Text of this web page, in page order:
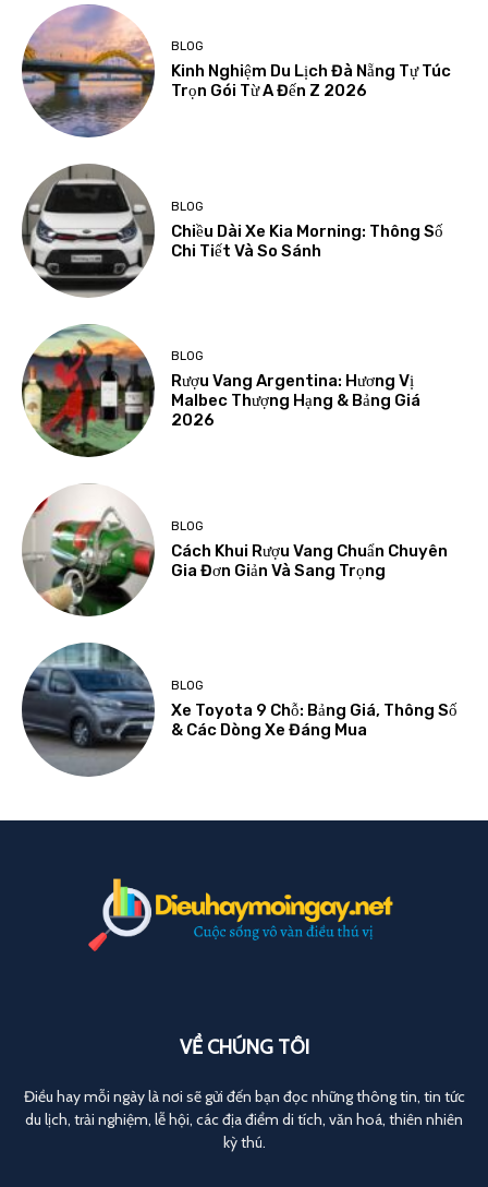
BLOG
Kinh Nghiệm Du Lịch Đà Nẵng Tự Túc
Trọn Gói Từ A Đến Z 2026
BLOG
Chiều Dài Xe Kia Morning: Thông Số
Chi Tiết Và So Sánh
BLOG
Rượu Vang Argentina: Hương Vị
Malbec Thượng Hạng & Bảng Giá
2026
BLOG
Cách Khui Rượu Vang Chuẩn Chuyên
Gia Đơn Giản Và Sang Trọng
BLOG
Xe Toyota 9 Chỗ: Bảng Giá, Thông Số
& Các Dòng Xe Đáng Mua
VỀ CHÚNG TÔI
Điều hay mỗi ngày là nơi sẽ gửi đến bạn đọc những thông tin, tin tức
du lịch, trải nghiệm, lễ hội, các địa điểm di tích, văn hoá, thiên nhiên
kỳ thú.